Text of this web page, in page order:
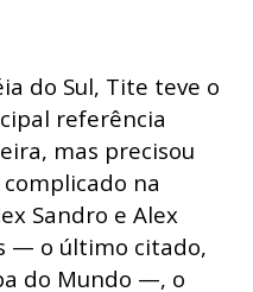
do Sul, Tite teve o
referência
mas precisou
na
Sandro e Alex
— o último citado,
do Mundo —, o